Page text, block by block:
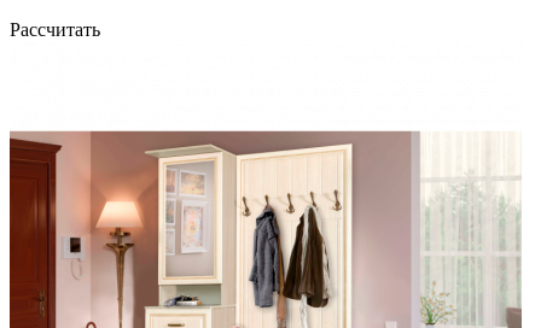
Рассчитать